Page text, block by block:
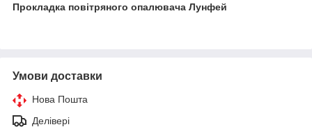
Прокладка повітряного опалювача Лунфей
Умови доставки
Нова Пошта
Делівері